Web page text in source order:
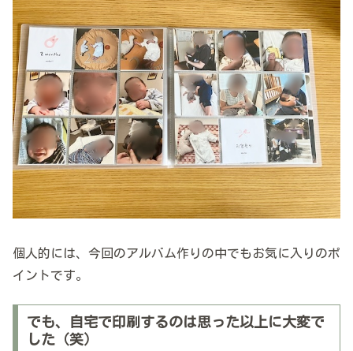
個人的には、今回のアルバム作りの中でもお気に入りのポ
イントです。
でも、自宅で印刷するのは思った以上に大変で
した（笑）